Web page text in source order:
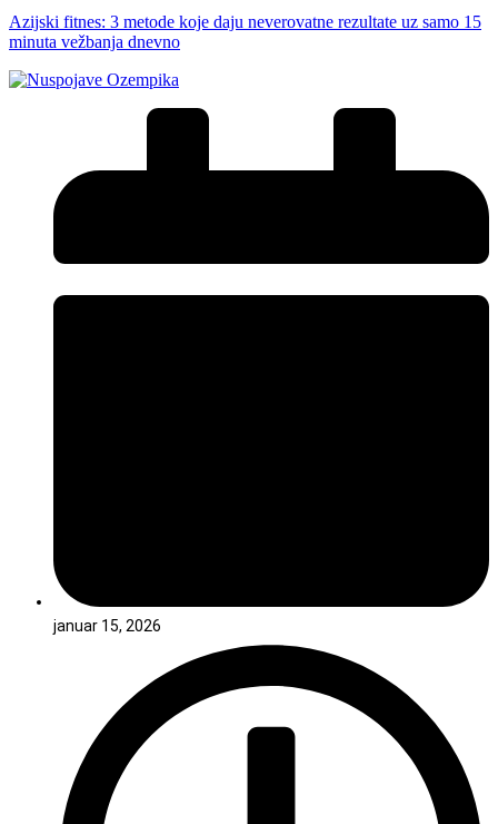
Azijski fitnes: 3 metode koje daju neverovatne rezultate uz samo 15
minuta vežbanja dnevno
januar 15, 2026